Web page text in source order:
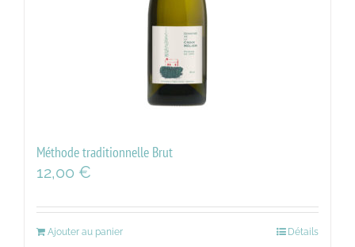
Méthode traditionnelle Brut
12,00 €
Ajouter au panier Détails